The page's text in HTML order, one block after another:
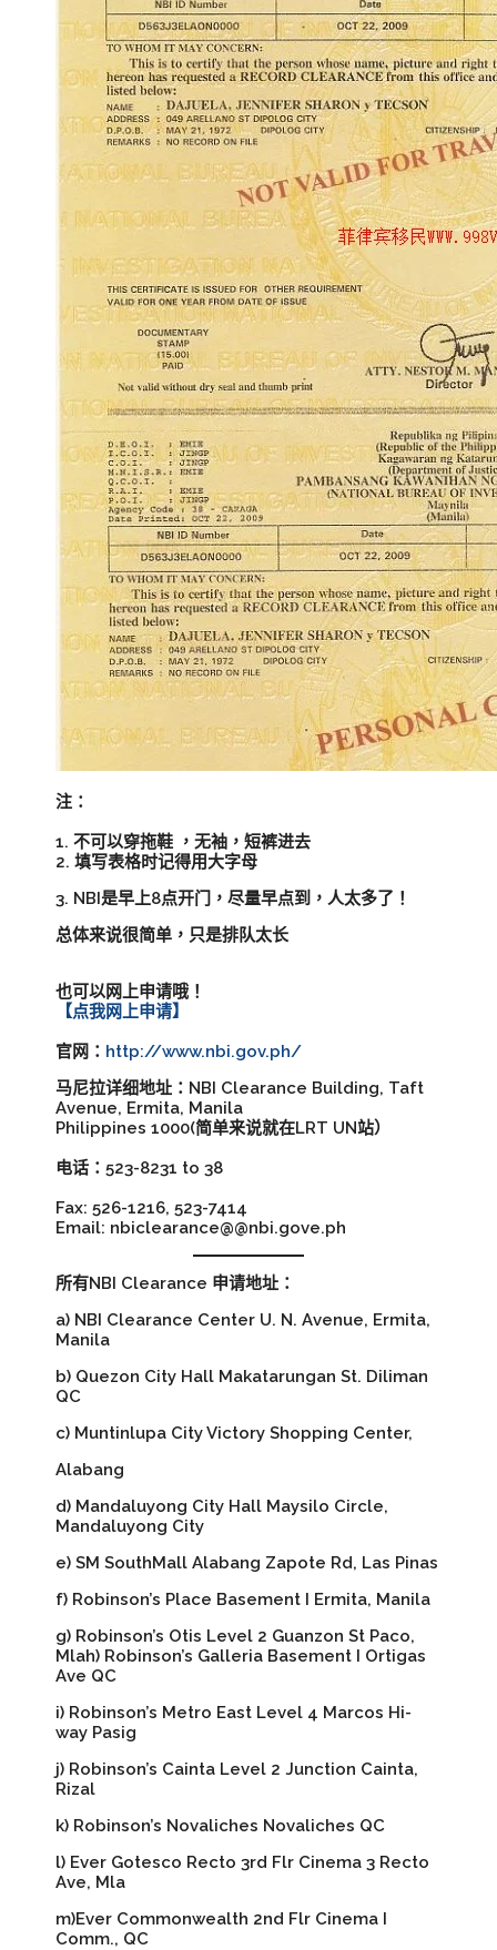
注：
1. 不可以穿拖鞋 ，无袖，短裤进去
2. 填写表格时记得用大字母
3. NBI是早上8点开门，尽量早点到，人太多了！
总体来说很简单，只是排队太长
也可以网上申请哦！
【点我网上申请】
官网： http://www.nbi.gov.ph/
马尼拉详细地址：NBI Clearance Building, Taft
Avenue, Ermita, Manila
Philippines 1000(简单来说就在LRT UN站）
电话：523-8231 to 38
Fax: 526-1216, 523-7414
Email: nbiclearance@@nbi.gove.ph
所有NBI Clearance 申请地址：
a) NBI Clearance Center U. N. Avenue, Ermita,
Manila
b) Quezon City Hall Makatarungan St. Diliman
QC
c) Muntinlupa City Victory Shopping Center,
Alabang
d) Mandaluyong City Hall Maysilo Circle,
Mandaluyong City
e) SM SouthMall Alabang Zapote Rd, Las Pinas
f) Robinson’s Place Basement I Ermita, Manila
g) Robinson’s Otis Level 2 Guanzon St Paco,
Mlah) Robinson’s Galleria Basement I Ortigas
Ave QC
i) Robinson’s Metro East Level 4 Marcos Hi-
way Pasig
j) Robinson’s Cainta Level 2 Junction Cainta,
Rizal
k) Robinson’s Novaliches Novaliches QC
l) Ever Gotesco Recto 3rd Flr Cinema 3 Recto
Ave, Mla
m)Ever Commonwealth 2nd Flr Cinema I
Comm., QC